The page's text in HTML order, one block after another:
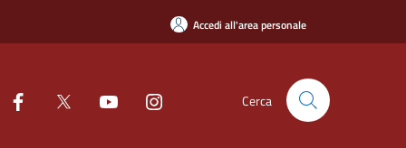
Accedi all'area personale
Cerca